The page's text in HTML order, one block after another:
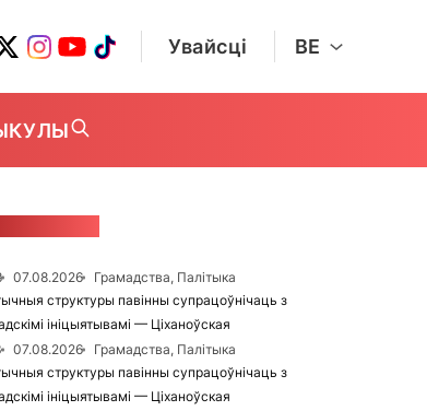
Увайсці BE
07.08.2026
Грамадства, Палітыка
структуры павінны супрацоўнічаць з
ініцыятывамі — Ціханоўская
07.08.2026
Грамадства, Палітыка
структуры павінны супрацоўнічаць з
ініцыятывамі — Ціханоўская